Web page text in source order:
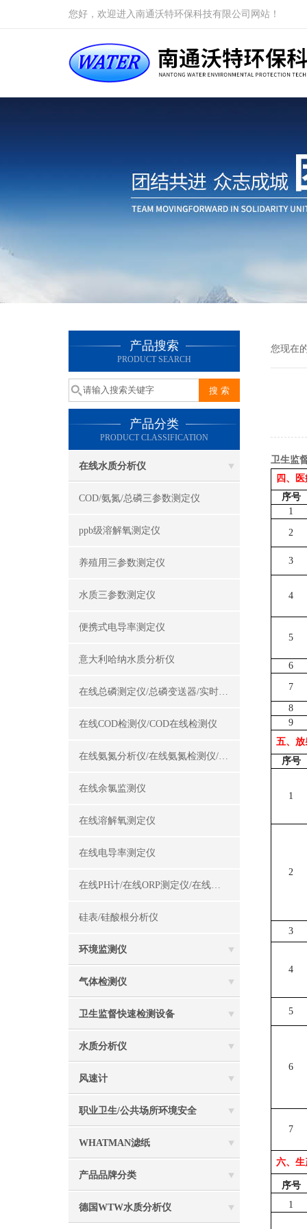
您好，欢迎进入南通沃特环保科技有限公司网站！
产品搜索
PRODUCT SEARCH
产品分类
PRODUCT CLASSIFICATION
在线水质分析仪
COD/氨氮/总磷三参数测定仪
ppb级溶解氧测定仪
养殖用三参数测定仪
水质三参数测定仪
便携式电导率测定仪
意大利哈纳水质分析仪
在线总磷测定仪/总磷变送器/实时总磷监测仪
在线COD检测仪/COD在线检测仪
在线氨氮分析仪/在线氨氮检测仪/氨氮变送器
在线余氯监测仪
在线溶解氧测定仪
在线电导率测定仪
在线PH计/在线ORP测定仪/在线酸碱度计
硅表/硅酸根分析仪
环境监测仪
气体检测仪
卫生监督快速检测设备
水质分析仪
风速计
职业卫生/公共场所环境安全
WHATMAN滤纸
产品品牌分类
德国WTW水质分析仪
您现在
卫生监
四、
序号
1
2
3
4
5
6
7
8
9
五、
序号
1
2
3
4
5
6
7
六、
序号
1